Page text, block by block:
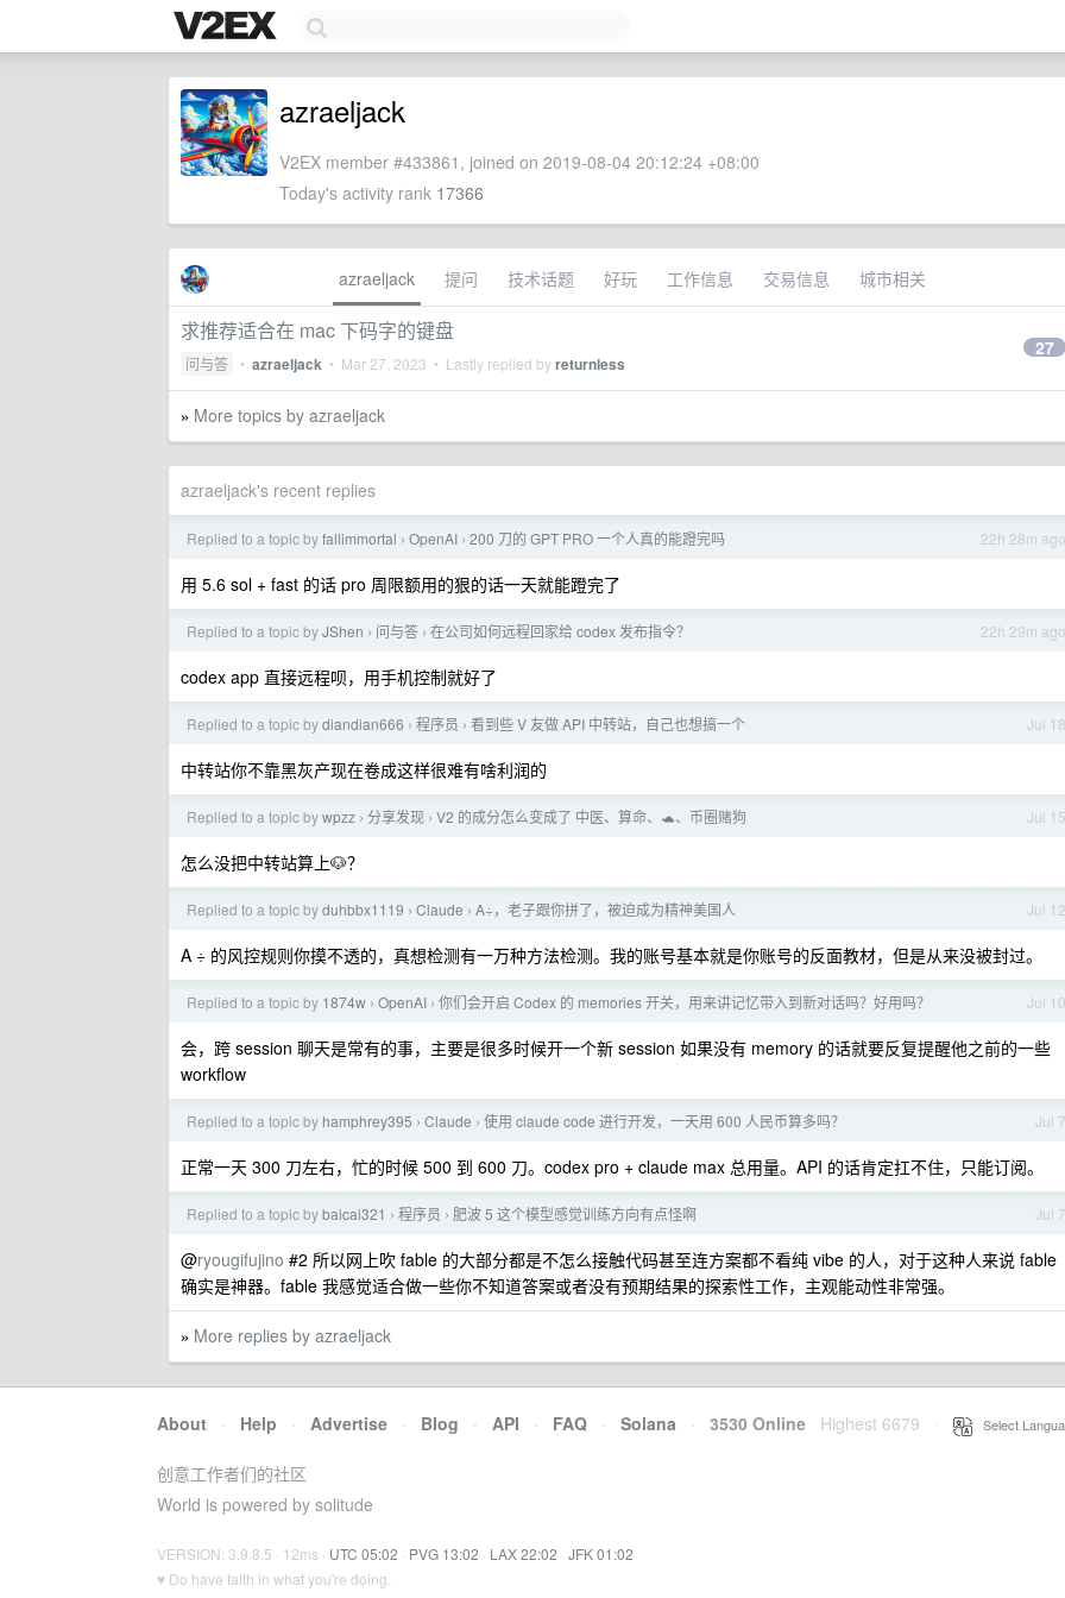
azraeljack
V2EX member #433861, joined on 2019-08-04 20:12:24 +08:00
Today's activity rank 17366
azraeljack 提问 技术话题 好玩 工作信息 交易信息 城市相关
求推荐适合在 mac 下码字的键盘
问与答 • azraeljack • Mar 27, 2023 • Lastly replied byreturnless
27
» More topics by azraeljack
azraeljack's recent replies
22h 28m ago
Replied to a topic byfallimmortal › OpenAI › 200 刀的 GPT PRO 一个人真的能蹬完吗
用 5.6 sol + fast 的话 pro 周限额用的狠的话一天就能蹬完了
22h 29m ago
Replied to a topic byJShen › 问与答 › 在公司如何远程回家给 codex 发布指令？
codex app 直接远程呗，用手机控制就好了
Jul 18
Replied to a topic bydiandian666 › 程序员 › 看到些 V 友做 API 中转站，自己也想搞一个
中转站你不靠黑灰产现在卷成这样很难有啥利润的
Jul 15
Replied to a topic bywpzz › 分享发现 › V2 的成分怎么变成了 中医、算命、🐢、币圈赌狗
怎么没把中转站算上🐶？
Jul 12
Replied to a topic byduhbbx1119 › Claude › A÷，老子跟你拼了，被迫成为精神美国人
A ÷ 的风控规则你摸不透的，真想检测有一万种方法检测。我的账号基本就是你账号的反面教材，但是从来没被封过。
Jul 10
Replied to a topic by 1874w › OpenAI › 你们会开启 Codex 的 memories 开关，用来讲记忆带入到新对话吗？好用吗？
会，跨 session 聊天是常有的事，主要是很多时候开一个新 session 如果没有 memory 的话就要反复提醒他之前的一些
workflow
Jul 7
Replied to a topic by hamphrey395 › Claude › 使用 claude code 进行开发，一天用 600 人民币算多吗？
正常一天 300 刀左右，忙的时候 500 到 600 刀。codex pro + claude max 总用量。API 的话肯定扛不住，只能订阅。
Jul 7
Replied to a topic bybaicai321 › 程序员 › 肥波 5 这个模型感觉训练方向有点怪啊
@ryougifujino #2 所以网上吹 fable 的大部分都是不怎么接触代码甚至连方案都不看纯 vibe 的人，对于这种人来说 fable
确实是神器。fable 我感觉适合做一些你不知道答案或者没有预期结果的探索性工作，主观能动性非常强。
» More replies by azraeljack
About · Help · Advertise · Blog · API · FAQ · Solana · 3530 Online Highest 6679 Select
创意工作者们的社区
World is powered by solitude
VERSION: 3.9.8.5 · 12ms · UTC 05:02 · PVG 13:02 · LAX 22:02 · JFK 01:02
♥ Do have faith in what you're doing.